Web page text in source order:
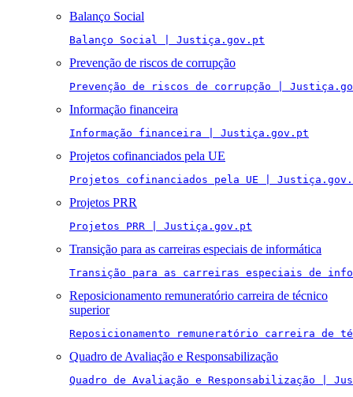
Balanço Social
Balanço Social | Justiça.gov.pt
Prevenção de riscos de corrupção
Prevenção de riscos de corrupção |
Informação financeira
Informação financeira | Justiça.gov.pt
Projetos cofinanciados pela UE
Projetos cofinanciados pela UE |
Projetos PRR
Projetos PRR | Justiça.gov.pt
Transição para as carreiras especiais de informática
Transição para as carreiras especiais de
Reposicionamento remuneratório carreira de técnico
superior
Reposicionamento remuneratório carreira
Quadro de Avaliação e Responsabilização
Quadro de Avaliação e Responsabilização |